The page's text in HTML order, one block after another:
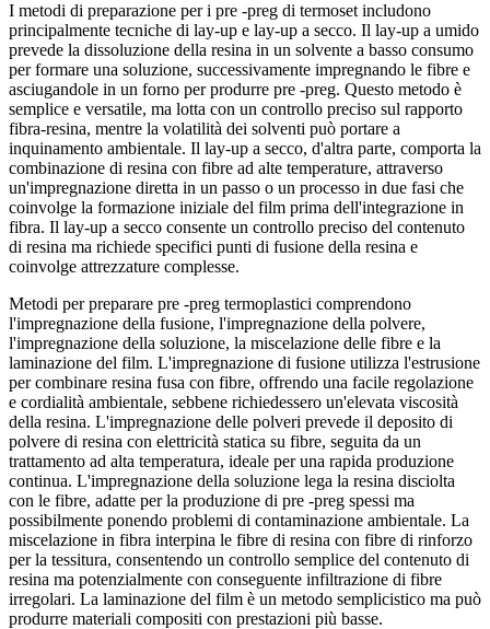
I metodi di preparazione per i pre -preg di termoset includono
principalmente tecniche di lay-up e lay-up a secco. Il lay-up a umido
prevede la dissoluzione della resina in un solvente a basso consumo
per formare una soluzione, successivamente impregnando le fibre e
asciugandole in un forno per produrre pre -preg. Questo metodo è
semplice e versatile, ma lotta con un controllo preciso sul rapporto
fibra-resina, mentre la volatilità dei solventi può portare a
inquinamento ambientale. Il lay-up a secco, d'altra parte, comporta la
combinazione di resina con fibre ad alte temperature, attraverso
un'impregnazione diretta in un passo o un processo in due fasi che
coinvolge la formazione iniziale del film prima dell'integrazione in
fibra. Il lay-up a secco consente un controllo preciso del contenuto
di resina ma richiede specifici punti di fusione della resina e
coinvolge attrezzature complesse.
Metodi per preparare pre -preg termoplastici comprendono
l'impregnazione della fusione, l'impregnazione della polvere,
l'impregnazione della soluzione, la miscelazione delle fibre e la
laminazione del film. L'impregnazione di fusione utilizza l'estrusione
per combinare resina fusa con fibre, offrendo una facile regolazione
e cordialità ambientale, sebbene richiedessero un'elevata viscosità
della resina. L'impregnazione delle polveri prevede il deposito di
polvere di resina con elettricità statica su fibre, seguita da un
trattamento ad alta temperatura, ideale per una rapida produzione
continua. L'impregnazione della soluzione lega la resina disciolta
con le fibre, adatte per la produzione di pre -preg spessi ma
possibilmente ponendo problemi di contaminazione ambientale. La
miscelazione in fibra interpina le fibre di resina con fibre di rinforzo
per la tessitura, consentendo un controllo semplice del contenuto di
resina ma potenzialmente con conseguente infiltrazione di fibre
irregolari. La laminazione del film è un metodo semplicistico ma può
produrre materiali compositi con prestazioni più basse.